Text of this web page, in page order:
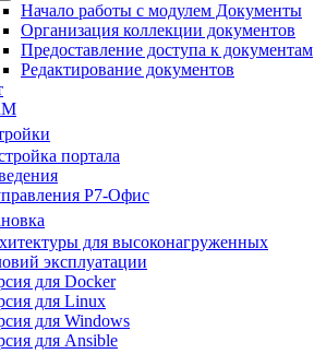
Начало работы с модулем Документы
Организация коллекции документов
Предоставление доступа к документам
Редактирование документов
портала
Р7-Офис
для высоконагруженных
эксплуатации
для Docker
для Linux
для Windows
для Ansible